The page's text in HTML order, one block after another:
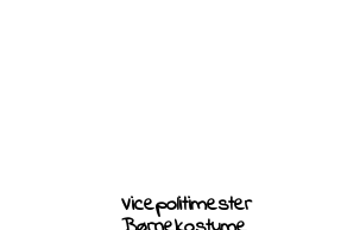
Vicepolitimester